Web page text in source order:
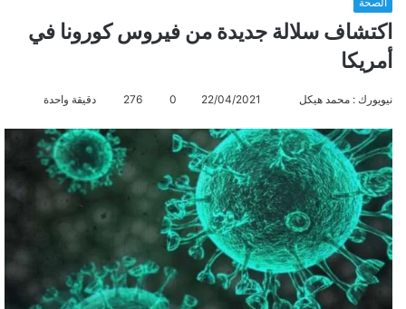
اكتشاف سلالة جديدة من فيروس كورونا في
أمريكا
نيويورك : محمد هيكل
س
ل
ر
ي
د
ا
إ
22/04/2021
0
276 دقيقة واحدة